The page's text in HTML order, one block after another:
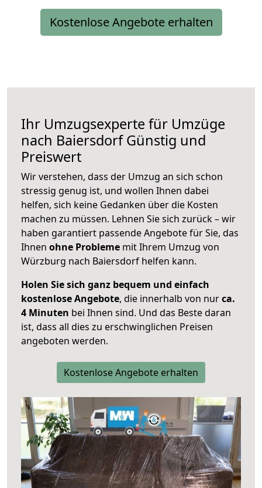
Kostenlose Angebote erhalten
Ihr Umzugsexperte für Umzüge
nach BaiersdorfGünstig und
Preiswert
Wir verstehen, dass der Umzug an sich schon
stressig genug ist, und wollen Ihnen dabei
helfen, sich keine Gedanken über die Kosten
machen zu müssen. Lehnen Sie sich zurück – wir
haben garantiert passende Angebote für Sie, das
Ihnen ohne Probleme mit Ihrem Umzug von
Würzburg nach Baiersdorf helfen kann.
Holen Sie sich ganz bequem und einfach
kostenlose Angebote, die innerhalb von nurca.
4 Minuten bei Ihnen sind. Und das Beste daran
ist, dass all dies zu erschwinglichen Preisen
angeboten werden.
Kostenlose Angebote erhalten